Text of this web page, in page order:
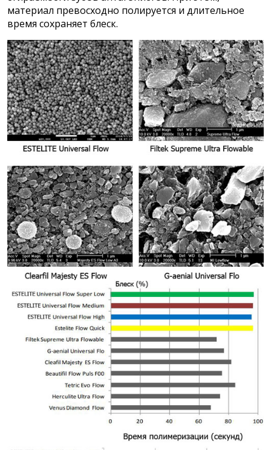
материал превосходно полируется и длительное
время сохраняет блеск.